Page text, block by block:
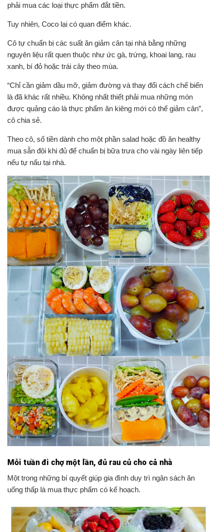
phải mua các loại thực phẩm đắt tiền.
Tuy nhiên, Coco lại có quan điểm khác.
Cô tự chuẩn bị các suất ăn giảm cân tại nhà bằng những
nguyên liệu rất quen thuộc như ức gà, trứng, khoai lang, rau
xanh, bí đỏ hoặc trái cây theo mùa.
“Chỉ cần giảm dầu mỡ, giảm đường và thay đổi cách chế biến
là đã khác rất nhiều. Không nhất thiết phải mua những món
được quảng cáo là thực phẩm ăn kiêng mới có thể giảm cân”,
cô chia sẻ.
Theo cô, số tiền dành cho một phần salad hoặc đồ ăn healthy
mua sẵn đôi khi đủ để chuẩn bị bữa trưa cho vài ngày liên tiếp
nếu tự nấu tại nhà.
Mỗi tuần đi chợ một lần, đủ rau củ cho cả nhà
Một trong những bí quyết giúp gia đình duy trì ngân sách ăn
uống thấp là mua thực phẩm có kế hoạch.